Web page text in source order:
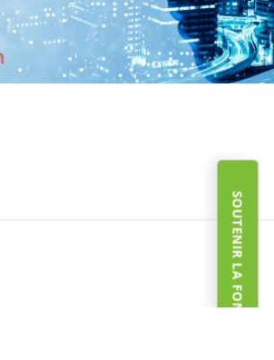
SOUTENIR LA FONDATION